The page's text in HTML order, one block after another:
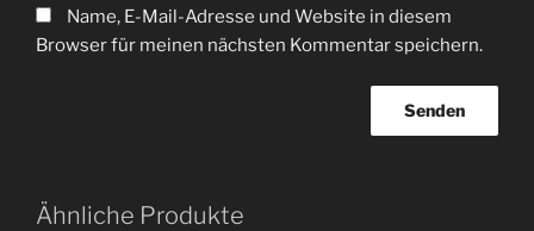
Name, E-Mail-Adresse und Website in diesem
Browser für meinen nächsten Kommentar speichern.
Ähnliche Produkte